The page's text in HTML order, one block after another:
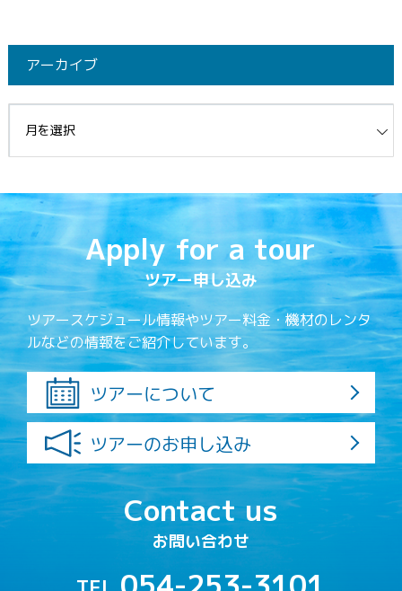
アーカイブ
Apply for a tour
ツアー申し込み
ツアースケジュール情報やツアー料金・機材のレンタ
ルなどの情報をご紹介しています。
ツアーについて
ツアーのお申し込み
Contact us
お問い合わせ